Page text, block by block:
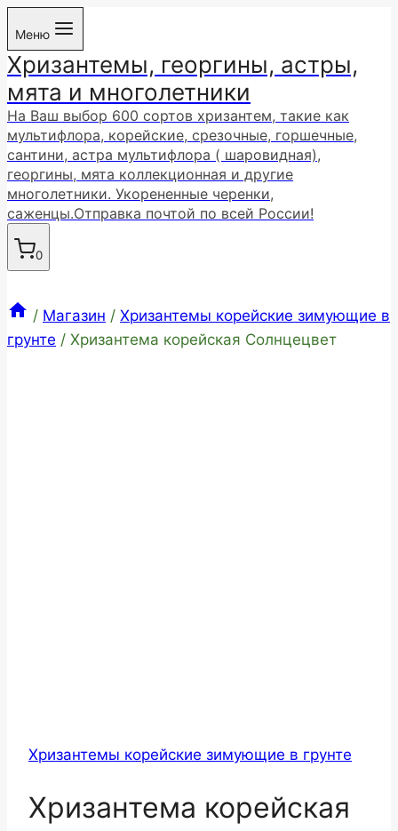
Перейти
содержимому
Меню
Хризантемы, георгины, астры,
мята и многолетники
На Ваш выбор 600 сортов хризантем, такие как
мультифлора, корейские, срезочные, горшечные,
сантини, астра мультифлора ( шаровидная),
георгины, мята коллекционная и другие
многолетники. Укорененные черенки,
саженцы.Отправка почтой по всей России!
0
/ Магазин / Хризантемы корейские зимующие в
грунте / Хризантема корейская Солнцецвет
Хризантемы корейские зимующие в грунте
Хризантема корейская